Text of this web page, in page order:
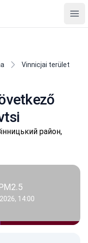
Vinnicjai terület
район,
14:00